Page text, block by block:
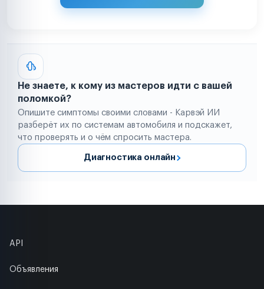
Не знаете, к кому из мастеров идти с вашей
поломкой?
Опишите симптомы своими словами - Карвэй ИИ
разберёт их по системам автомобиля и подскажет,
что проверять и о чём спросить мастера.
Диагностика онлайн
API
Объявления